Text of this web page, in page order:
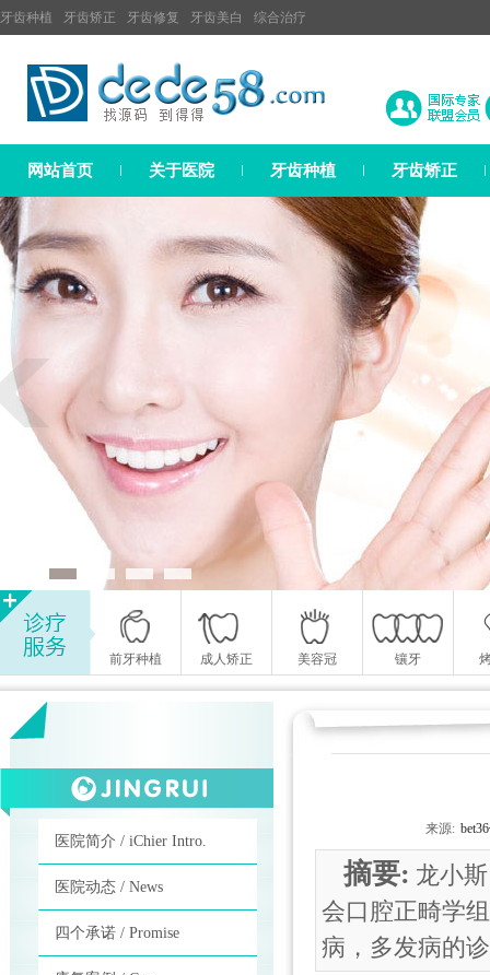
牙齿种植 牙齿矫正 牙齿修复 牙齿美白 综合治疗
网站首页 关于医院 牙齿种植 牙齿矫正
前牙种植 成人矫正 美容冠 镶牙
医院简介 / iChier Intro.
医院动态 / News
四个承诺 / Promise
来源:
摘要: 龙小
会口腔正畸学
病，多发病的